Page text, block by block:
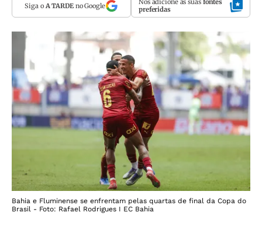
Siga o A TARDEno Google Nos adicione às suas fontes
preferidas
Bahia e Fluminense se enfrentam pelas quartas de final da Copa do
Brasil - Foto: Rafael Rodrigues I EC Bahia